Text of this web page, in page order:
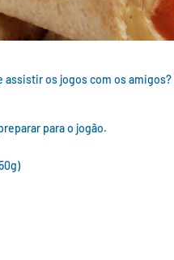
assistir os jogos com os
para o jogão.